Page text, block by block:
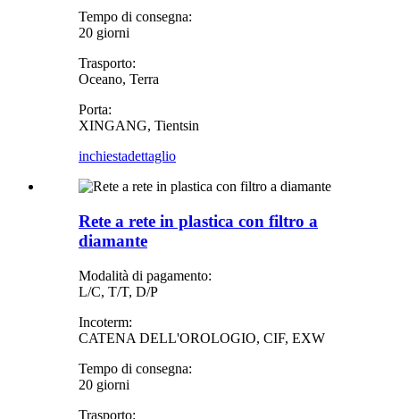
Tempo di consegna:
20 giorni
Trasporto:
Oceano, Terra
Porta:
XINGANG, Tientsin
inchiestadettaglio
Rete a rete in plastica con filtro a
diamante
Modalità di pagamento:
L/C, T/T, D/P
Incoterm:
CATENA DELL'OROLOGIO, CIF, EXW
Tempo di consegna:
20 giorni
Trasporto: